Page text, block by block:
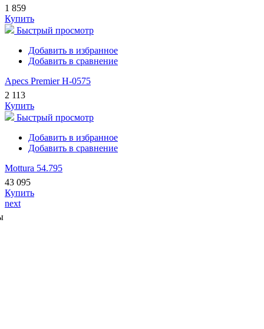
1 859
Купить
Быстрый просмотр
Добавить в избранное
Добавить в сравнение
Apecs Premier H-0575
2 113
Купить
Быстрый просмотр
Добавить в избранное
Добавить в сравнение
Mottura 54.795
43 095
Купить
next